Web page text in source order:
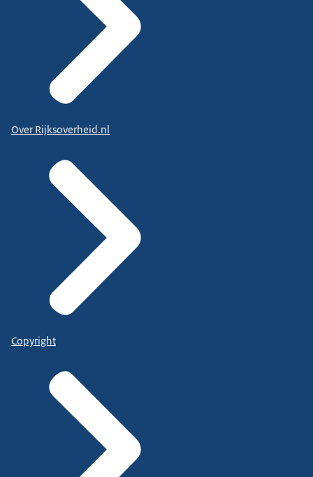
Over Rijksoverheid.nl
Copyright